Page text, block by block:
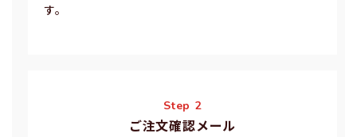
す。
Step 2
ご注文確認メール